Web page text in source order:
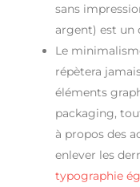
sans
argent) est un
Le
répètera
éléments
packaging,
à propos des
enlever les
typographie